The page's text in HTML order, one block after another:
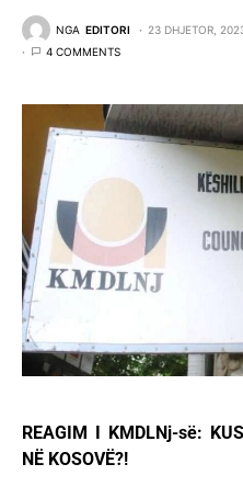
NGA EDITORI 23 DHJETOR,
4 COMMENTS
REAGIM I KMDLNj-së:
NË KOSOVË?!